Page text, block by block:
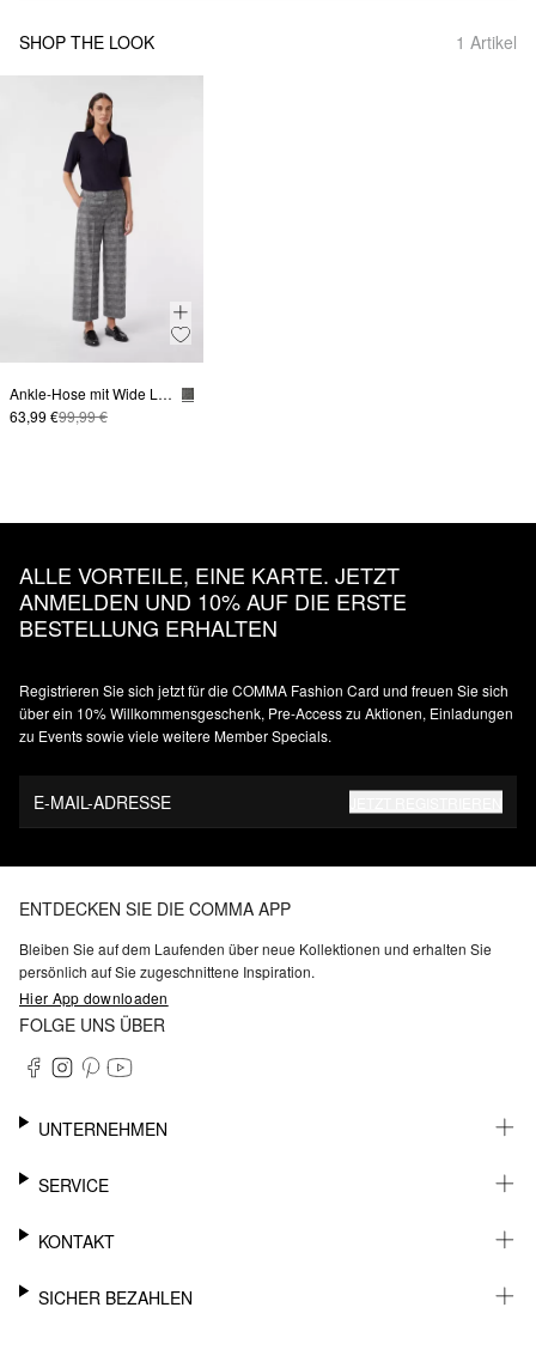
SHOP THE LOOK 1 Artikel
Ankle-Hose mit Wide Leg und Karomuster
63,99 €99,99 €
ALLE VORTEILE, EINE KARTE. JETZT
ANMELDEN UND 10% AUF DIE ERSTE
BESTELLUNG ERHALTEN
Registrieren Sie sich jetzt für die COMMA Fashion Card und freuen Sie sich
über ein 10% Willkommensgeschenk, Pre-Access zu Aktionen, Einladungen
zu Events sowie viele weitere Member Specials.
E-MAIL-ADRESSE
ENTDECKEN SIE DIE COMMA APP
Bleiben Sie auf dem Laufenden über neue Kollektionen und erhalten Sie
persönlich auf Sie zugeschnittene Inspiration.
Hier App downloaden
FOLGE UNS ÜBER
UNTERNEHMEN
KARRIERE
BARRIEREFREIHEIT
SERVICE
WHATSAPP
MEIN KONTO
KONTAKT
SUPPORT
SICHER BEZAHLEN